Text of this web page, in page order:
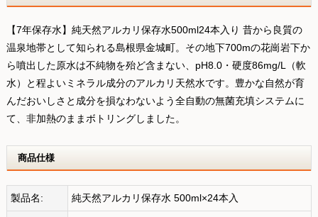
【7年保存水】純天然アルカリ保存水500ml24本入り 昔から良質の
温泉地帯として知られる島根県金城町。その地下700mの花崗岩下か
ら噴出した原水は不純物を殆ど含まない、pH8.0・硬度86mg/L（軟
水）と程よいミネラル成分のアルカリ天然水です。豊かな自然が育
んだおいしさと成分を損なわないよう全自動の無菌充填システムに
て、非加熱のままボトリングしました。
商品仕様
製品名: 純天然アルカリ保存水 500ml×24本入